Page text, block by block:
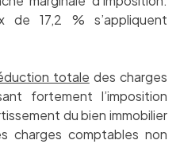
de 17,2 % s’appliquent
totale des charges
fortement l’imposition
du bien immobilier
charges comptables non